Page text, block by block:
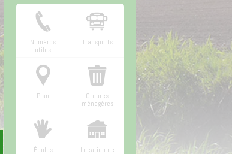
Numéros
utiles
Transports
Plan
Ordures
ménagères
Écoles
Location de